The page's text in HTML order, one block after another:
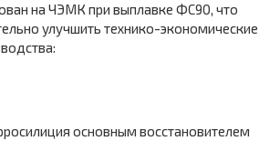
на ЧЭМК при выплавке ФС90, что
улучшить технико-экономические
основным восстановителем